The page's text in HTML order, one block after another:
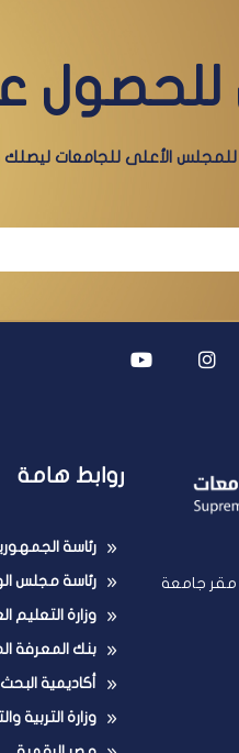
للحصول
للمجلس الأعلى للجامعات ليصلك
مقر جامعة
روابط هامة
رئاسة
رئاسة مجلس
وزارة التعليم
بنك المعرفة
أكاديمية
وزارة التربية